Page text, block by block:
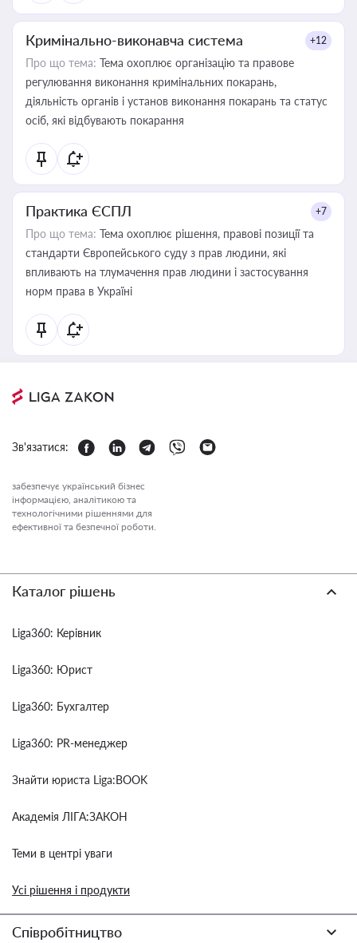
Кримінально-виконавча система +12
Про що тема: Тема охоплює організацію та правове
регулювання виконання кримінальних покарань,
діяльність органів і установ виконання покарань та статус
осіб, які відбувають покарання
Практика ЄСПЛ +7
Про що тема: Тема охоплює рішення, правові позиції та
стандарти Європейського суду з прав людини, які
впливають на тлумачення прав людини і застосування
норм права в Україні
Зв'язатися:
забезпечує український бізнес
інформацією, аналітикою та
технологічними рішеннями для
ефективної та безпечної роботи.
Каталог рішень
Liga360: Керівник
Liga360: Юрист
Liga360: Бухгалтер
Liga360: PR-менеджер
Знайти юриста Liga:BOOK
Академія ЛІГА:ЗАКОН
Теми в центрі уваги
Усі рішення і продукти
Співробітництво